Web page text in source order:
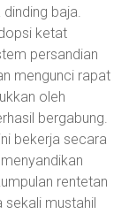
baja.
ketat
persandian
mengunci rapat
oleh
bergabung.
bekerja secara
rentetan
mustahil